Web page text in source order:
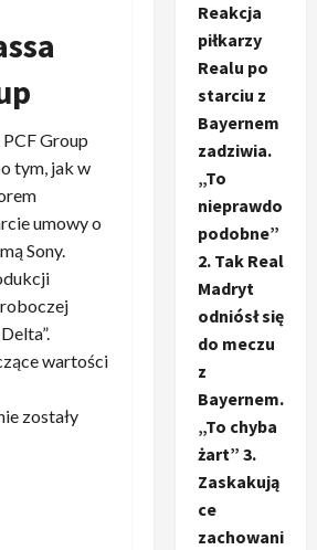
Group
tym, jak w
umowy o
Sony.
wartości
zostały
Reakcja
piłkarzy
Realu po
starciu z
Bayernem
zadziwia.
„To
nieprawdo
podobne”
2. Tak Real
Madryt
odniósł się
do meczu
z
Bayernem.
„To chyba
żart” 3.
Zaskakują
ce
zachowani